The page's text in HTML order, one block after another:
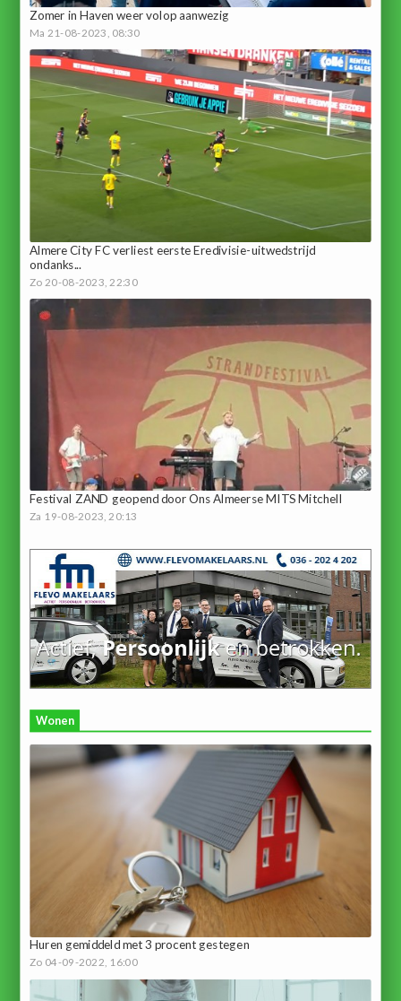
Zomer in Haven weer volop aanwezig
Ma 21-08-2023, 08:30
Almere City FC verliest eerste Eredivisie-uitwedstrijd
ondanks...
Zo 20-08-2023, 22:30
Festival ZAND geopend door Ons Almeerse MITS Mitchell
Za 19-08-2023, 20:13
Wonen
Huren gemiddeld met 3 procent gestegen
Zo 04-09-2022, 16:00